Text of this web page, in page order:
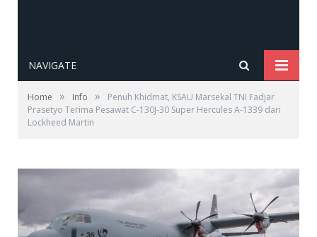
NAVIGATE
Home » Info »
Penuh Khidmat, KSAU Marsekal TNI Fadjar
Prasetyo Terima Pesawat C-130J-30 Super Hercules A-1339 dari
Lockheed Martin